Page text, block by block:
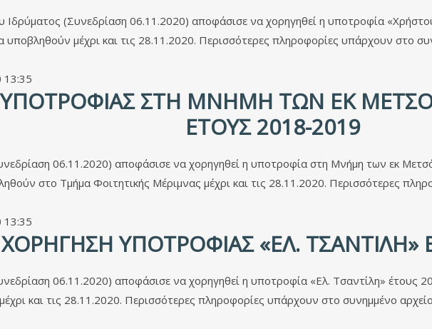
Ιδρύματος (Συνεδρίαση 06.11.2020) αποφάσισε να χορηγηθεί η υποτροφία
μέχρι και τις 28.11.2020. Περισσότερες πληροφορίες υπάρχουν στο
13:35
ΣΤΗ ΜΝΉΜΗ ΤΩΝ ΕΚ
ΈΤΟΥΣ 2018-2019
06.11.2020) αποφάσισε να χορηγηθεί η υποτροφία στη Μνήμη των εκ
στο Τμήμα Φοιτητικής Μέριμνας μέχρι και τις 28.11.2020. Περισσότερες
13:35
ΧΟΡΉΓΗΣΗ ΥΠΟΤΡΟΦΊΑΣ «ΕΛ. ΤΣΑΝΤΊΛΗ»
06.11.2020) αποφάσισε να χορηγηθεί η υποτροφία «Ελ. Τσαντίλη» έτους
και τις 28.11.2020. Περισσότερες πληροφορίες υπάρχουν στο συνημμένο